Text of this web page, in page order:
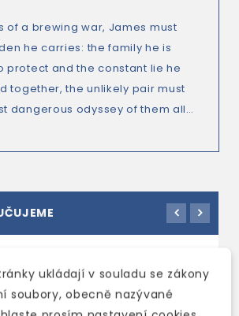
of a brewing war, James must
he carries: the family he is
protect and the constant lie he
together, the unlikely pair must
dangerous odyssey of them all…
ukládají v souladu se zákony
soubory, obecně nazývané